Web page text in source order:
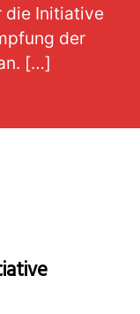
die Initiative
der
[…]